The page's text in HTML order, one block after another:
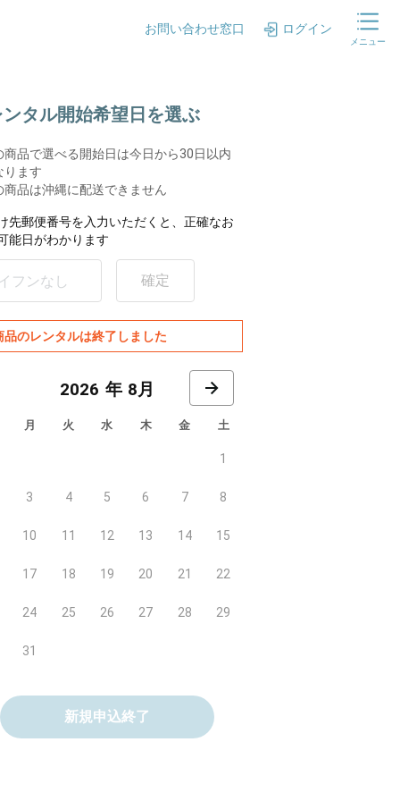
お問い合わせ窓口 ログイン
メニュー
ンタル開始希望日を選ぶ
商品で選べる開始日は今日から30日以内
ります
商品は沖縄に配送できません
先郵便番号を入力いただくと、正確なお
能日がわかります
確定
品のレンタルは終了しました
8月
月 火 水 木 金 土
1
3 4 5 6 7 8
10 11 12 13 14 15
17 18 19 20 21 22
24 25 26 27 28 29
31
新規申込終了